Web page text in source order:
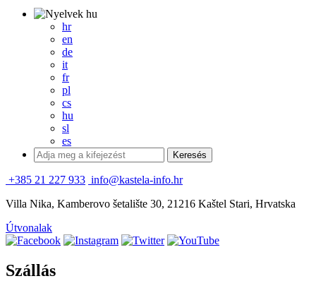
hu
hr
en
de
it
fr
pl
cs
hu
sl
es
+385 21 227 933 info@kastela-info.hr
Villa Nika, Kamberovo šetalište 30, 21216 Kaštel Stari, Hrvatska
Útvonalak
Szállás